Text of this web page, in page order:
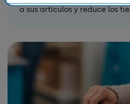
a sus artículos y reduce los